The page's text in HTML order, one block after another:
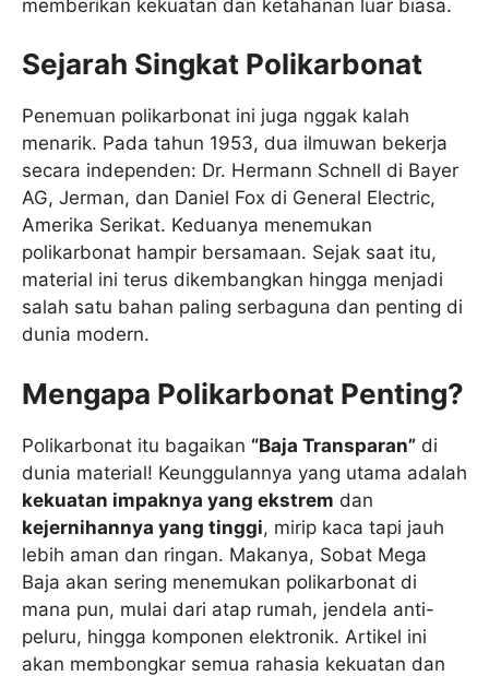
memberikan kekuatan dan ketahanan luar biasa.
Sejarah Singkat Polikarbonat
Penemuan polikarbonat ini juga nggak kalah
menarik. Pada tahun 1953, dua ilmuwan bekerja
secara independen: Dr. Hermann Schnell di Bayer
AG, Jerman, dan Daniel Fox di General Electric,
Amerika Serikat. Keduanya menemukan
polikarbonat hampir bersamaan. Sejak saat itu,
material ini terus dikembangkan hingga menjadi
salah satu bahan paling serbaguna dan penting di
dunia modern.
Mengapa Polikarbonat Penting?
Polikarbonat itu bagaikan “Baja Transparan” di
dunia material! Keunggulannya yang utama adalah
kekuatan impaknya yang ekstrem dan
kejernihannya yang tinggi, mirip kaca tapi jauh
lebih aman dan ringan. Makanya, Sobat Mega
Baja akan sering menemukan polikarbonat di
mana pun, mulai dari atap rumah, jendela anti-
peluru, hingga komponen elektronik. Artikel ini
akan membongkar semua rahasia kekuatan dan